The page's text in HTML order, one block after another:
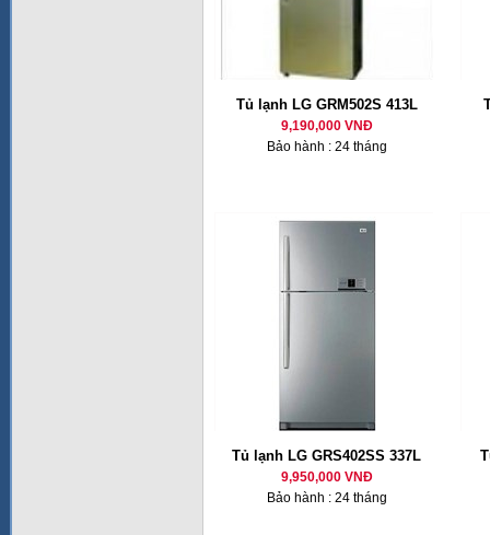
Tủ lạnh LG GRM502S 413L
9,190,000 VNĐ
Bảo hành : 24 tháng
Tủ lạnh LG GRS402SS 337L
9,950,000 VNĐ
Bảo hành : 24 tháng